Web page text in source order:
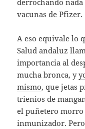
vacunas de Pfizer.
A eso equivale lo
Salud andaluz
importancia al
mucha bronca, y
mismo, que jetas
trienios de
el puñetero
inmunizador.